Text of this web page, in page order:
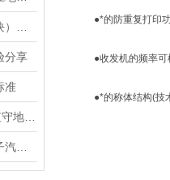
分享
准
●*的防重复打印功
●收发机的频率可
●*的称体结构(技术